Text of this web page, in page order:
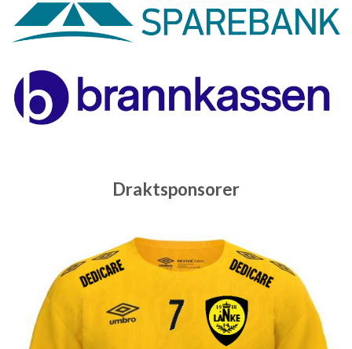
Draktsponsorer